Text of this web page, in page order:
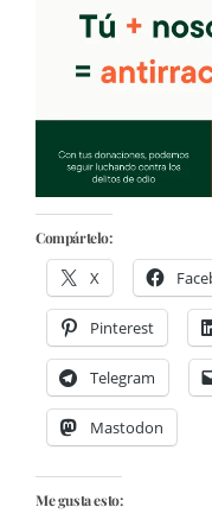
Compártelo:
X
Pinterest
Telegram
Mastodon
Me gusta esto: